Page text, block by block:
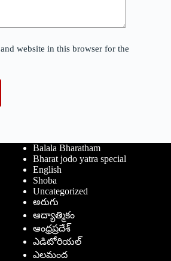
website in this browser for the
Balala Bharatham
Bharat jodo yatra special
English
Shoba
Uncategorized
అరుగు
ఆద్యాత్మికం
ఆంధ్రప్రదేశ్
ఎడిటోరియల్
ఎలమంద